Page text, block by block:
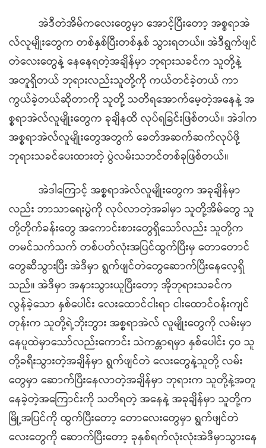
အဲဒီတဲအိမ်ကလေးတွေမှာ အောင့်ပြီးတော့ အစ္စရာအဲ
လ်လူမျိုးတွေက တစ်နှစ်ပြီးတစ်နှစ် သွားရတယ်။ အဲဒီရွက်ဖျင်
တဲလေးတွေနဲ့ နေနေရတဲ့အချိန်မှာ ဘုရားသခင်က သူတို့နဲ့
အတူရှိတယ် ဘုရားလည်းသူတို့ကို ကယ်တင်ခဲ့တယ် ကာ
ကွယ်ခဲ့တယ်ဆိုတာကို သူတို့ သတိရအောက်မေ့တဲ့အနေနဲ့ အ
စ္စရာအဲလ်လူမျိုးတွေက ခုချိနထိ လုပ်ရခြင်းဖြစ်တယ်။ အဲဒါက
အစ္စရာအဲလ်လူမျိုးတွေအတွက် ခေတ်အဆက်ဆက်လုပ်ဖို့
ဘုရားသခင်ပေးထားတဲ့ ပွဲလမ်းသဘင်တစ်ခုဖြစ်တယ်။
အဲဒါကြောင့် အစ္စရာအဲလ်လူမျိုးတွေက အခုချိန်မှာ
လည်း ဘာသာရေးပွဲကို လုပ်လာတဲ့အခါမှာ သူတို့အိမ်တွေ သူ
တို့တိုက်ခန်းတွေ အကောင်းစားတွေရှိသော်လည်း သူတို့က
တမင်သက်သက် တစ်ပတ်လုံးအပြင်ထွက်ပြီးမှ တောတောင်
တွေဆီသွားပြီး အဲဒီမှာ ရွက်ဖျင်တဲတွေဆောက်ပြီးနေလေ့ရှိ
သည်။ အဲဒီမှာ အနားသွားယူပြီးတော့ အိုဘုရားသခင်က
လွန်ခဲ့သော နှစ်ပေါင်း လေးထောင်ငါးရာ ငါးထောင်ဝန်းကျင်
တုန်းက သူတို့ရဲ့ဘိုးဘွား အစ္စရာအဲလ် လူမျိုးတွေကို လမ်းမှာ
နေပူထဲမှာသော်လည်းကောင်း သဲကန္တာရမှာ နှစ်ပေါင်း ၄ဝ သူ
တို့ခရီးသွားတဲ့အချိန်မှာ ရွက်ဖျင်တဲ လေးတွေနဲ့သူတို့ လမ်း
တွေမှာ ဆောက်ပြီးနေလာတဲ့အချိန်မှာ ဘုရားက သူတို့နဲ့အတူ
နေခဲ့တဲ့အကြောင်းကို သတိရတဲ့ အနေနဲ့ အခုချိန်မှာ သူတို့က
မြို့အပြင်ကို ထွက်ပြီးတော့ တောလေးတွေမှာ ရွက်ဖျင်တဲ
လေးတွေကို ဆောက်ပြီးတော့ ခုနှစ်ရက်လုံးလုံးအဲဒီမှာသွားနေ